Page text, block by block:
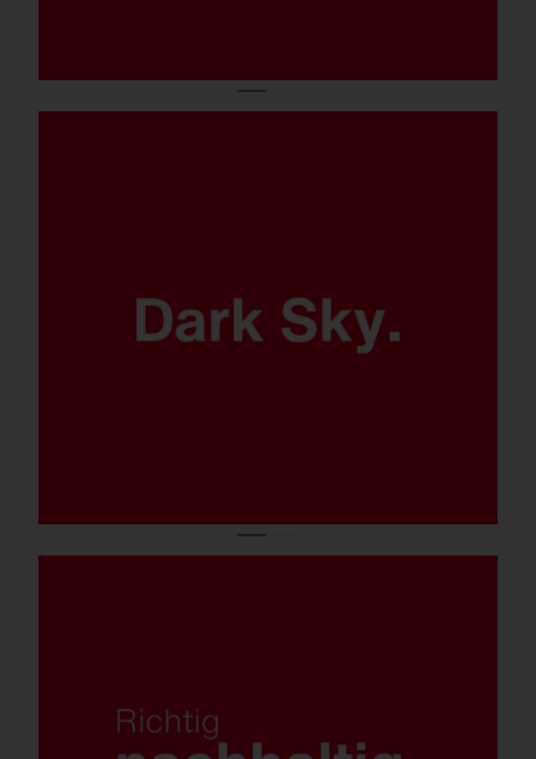
Kein Streulicht dank
ULOR 0.
Tauschbare Komponenten, einfacher
Umstieg dank Upgrade-Kit von